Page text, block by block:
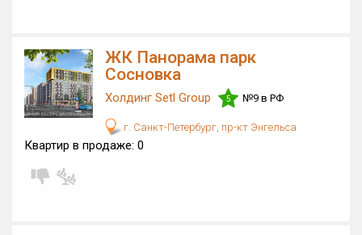
с продажами
Рейтинг ЕРЗ
Найдено:
Жилых комплексов
ЖК Панорама парк
Сосновка
Холдинг Setl Group 5 №9 в РФ
г. Санкт-Петербург, пр-кт Энгельса
Квартир в продаже: 0